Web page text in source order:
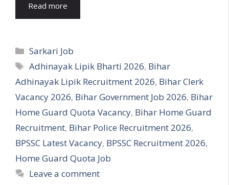
Read more
Categories
Sarkari Job
Tags
Adhinayak Lipik Bharti 2026, Bihar
Adhinayak Lipik Recruitment 2026, Bihar Clerk
Vacancy 2026, Bihar Government Job 2026, Bihar
Home Guard Quota Vacancy, Bihar Home Guard
Recruitment, Bihar Police Recruitment 2026,
BPSSC Latest Vacancy, BPSSC Recruitment 2026,
Home Guard Quota Job
Leave a comment